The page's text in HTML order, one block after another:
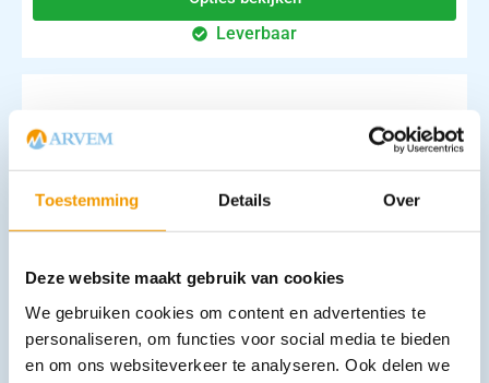
Toestemming Details Over
Deze website maakt gebruik van cookies
We gebruiken cookies om content en advertenties te
personaliseren, om functies voor social media te bieden
en om ons websiteverkeer te analyseren. Ook delen we
Leverbaar
€13,16 incl. btw
12.07 excl. btw
In winkelwagen
Leverbaar